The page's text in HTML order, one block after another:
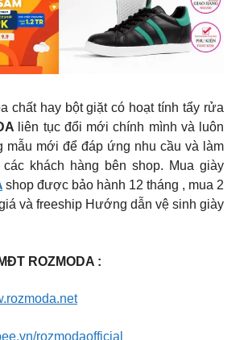
chất hay bột giặt có hoạt tính tẩy rửa
liên tục đổi mới chính mình và luôn
mẫu mới để đáp ứng nhu cầu và làm
khách hàng bên shop. Mua giày
shop được bảo hành 12 tháng , mua 2
và freeship Hướng dẫn vệ sinh giày
ROZMODA :
rozmodaofficial